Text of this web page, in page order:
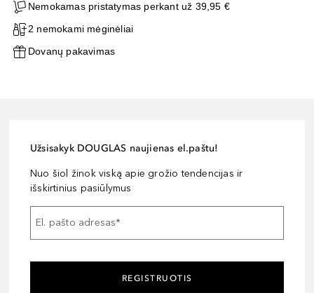
Nemokamas pristatymas perkant už 39,95 €
2 nemokami mėginėliai
Dovanų pakavimas
Užsisakyk DOUGLAS naujienas el.paštu!
Nuo šiol žinok viską apie grožio tendencijas ir
išskirtinius pasiūlymus
El. pašto adresas*
REGISTRUOTIS